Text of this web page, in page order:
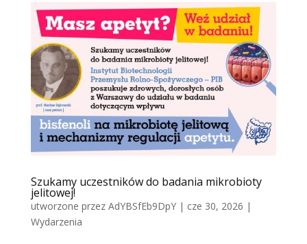
Szukamy uczestników do badania mikrobioty
jelitowej!
utworzone przez AdYBSfEb9DpY| cze 30, 2026 |
Wydarzenia